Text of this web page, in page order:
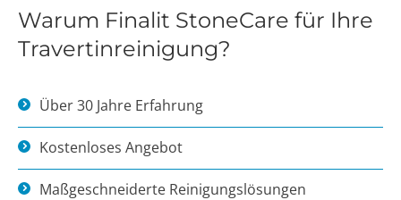
Warum Finalit StoneCare für Ihre
Travertinreinigung?
Über 30 Jahre Erfahrung
Kostenloses Angebot
Maßgeschneiderte Reinigungslösungen